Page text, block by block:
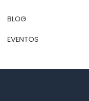
BLOG
EVENTOS